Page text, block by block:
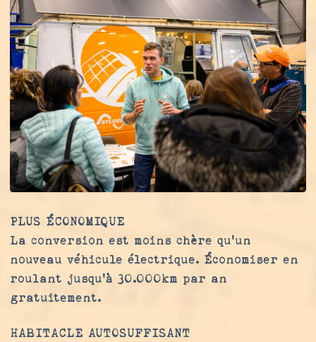
PLUS ÉCONOMIQUE
La conversion est moins chère qu'un
nouveau véhicule électrique. Économiser en
roulant jusqu'à 30.000km par an
gratuitement.
HABITACLE AUTOSUFFISANT